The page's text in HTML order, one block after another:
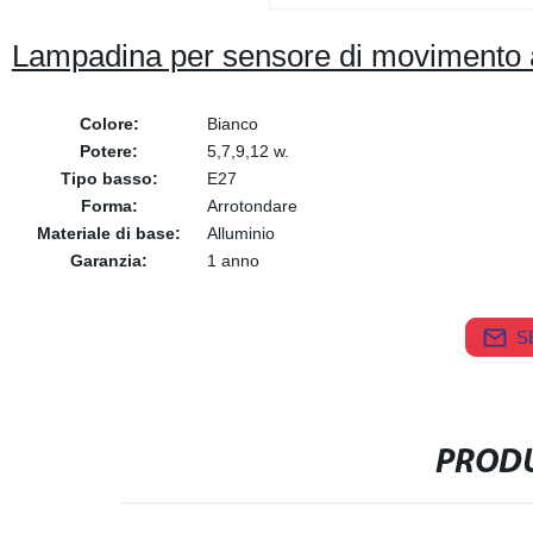
Lampadina per sensore di
Colore:
Bianco
Potere:
5,7,9,12 w.
Tipo basso:
E27
Forma:
Arrotondare
Materiale di base:
Alluminio
Garanzia:
1 anno